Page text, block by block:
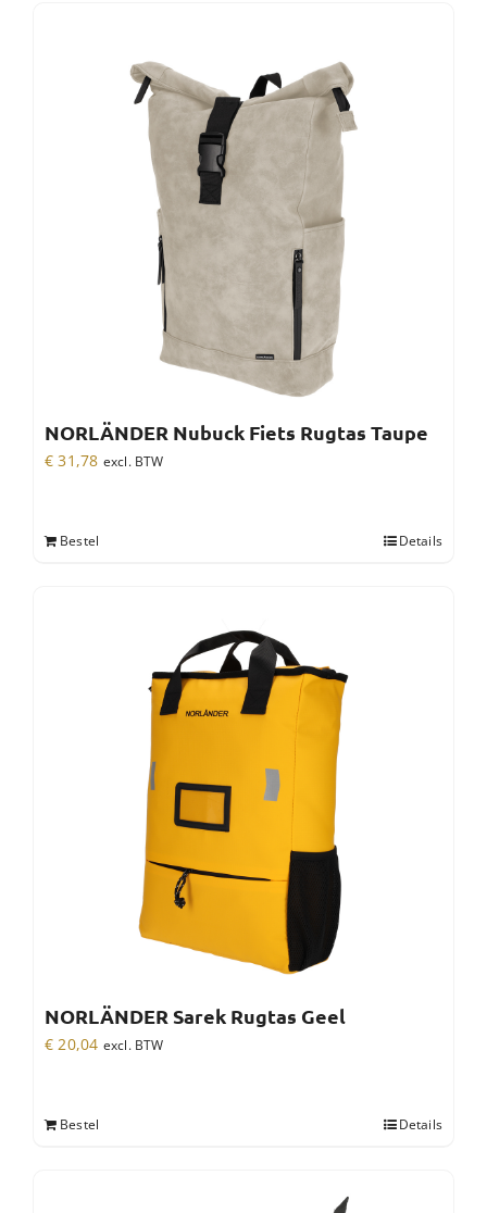
NORLÄNDER Nubuck Fiets Rugtas Taupe
€ 31,78 excl. BTW
Bestel Details
NORLÄNDER Sarek Rugtas Geel
€ 20,04 excl. BTW
Bestel Details